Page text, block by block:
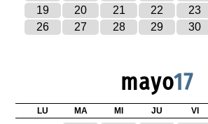
19
20 21 22 23
26
27 28 29 30
mayo17
LU MA MI JU VI